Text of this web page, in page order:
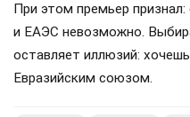
При этом премьер
и ЕАЭС невозможно.
оставляет иллюзий:
Евразийским союзом.